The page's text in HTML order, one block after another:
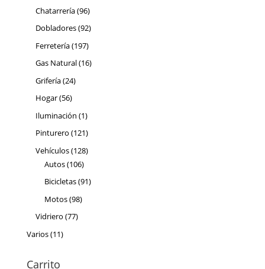
productos
Chatarrería 9696
productos
Dobladores 9292
Ferretería 197197
productos
Gas Natural 1616
Grifería 2424
Hogar 5656
productos
Iluminación 11
producto
Pinturero 121121
productos
Vehículos 128128
Autos 106106
productos
Bicicletas 9191
Motos 9898
Vidriero 7777
Varios 1111
Carrito